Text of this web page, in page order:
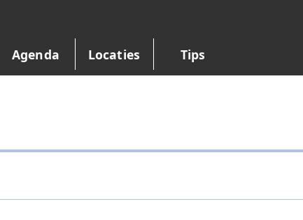
Agenda Locaties Tips